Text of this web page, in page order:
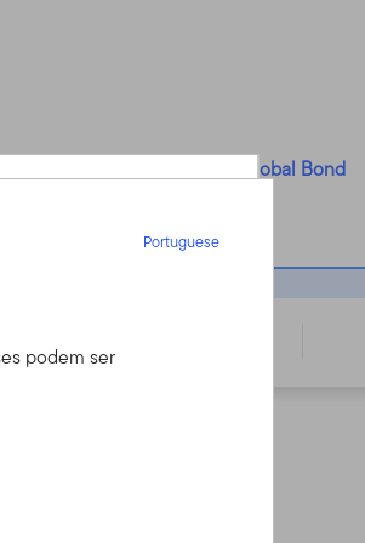
assessor
mas tem uma
se Templeton Sustainable Global Bond
sobre investimentos.
Portuguese
podem ser